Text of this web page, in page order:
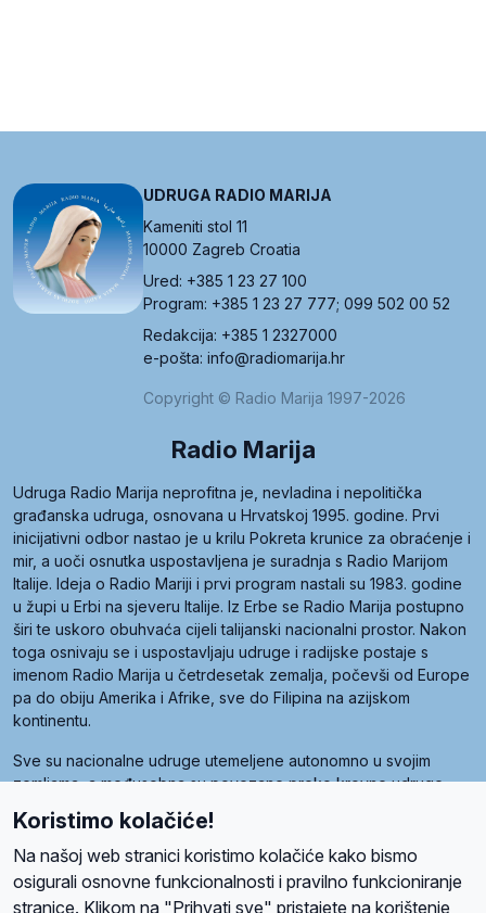
UDRUGA RADIO MARIJA
Kameniti stol 11
10000 Zagreb Croatia
Ured: +385 1 23 27 100
Program: +385 1 23 27 777; 099 502 00 52
Redakcija: +385 1 2327000
e-pošta: info@radiomarija.hr
Copyright © Radio Marija 1997-2026
Radio Marija
Udruga Radio Marija neprofitna je, nevladina i nepolitička
građanska udruga, osnovana u Hrvatskoj 1995. godine. Prvi
inicijativni odbor nastao je u krilu Pokreta krunice za obraćenje i
mir, a uoči osnutka uspostavljena je suradnja s Radio Marijom
Italije. Ideja o Radio Mariji i prvi program nastali su 1983. godine
u župi u Erbi na sjeveru Italije. Iz Erbe se Radio Marija postupno
širi te uskoro obuhvaća cijeli talijanski nacionalni prostor. Nakon
toga osnivaju se i uspostavljaju udruge i radijske postaje s
imenom Radio Marija u četrdesetak zemalja, počevši od Europe
pa do obiju Amerika i Afrike, sve do Filipina na azijskom
kontinentu.
Sve su nacionalne udruge utemeljene autonomno u svojim
zemljama, a međusobna su povezane preko krovne udruge
Radio Maria). Svjetsku obitelj utemeljilo je sedam članica, među
kojima je i hrvatska Udruga Radio Marija.
Koristimo kolačiće!
Na našoj web stranici koristimo kolačiće kako bismo
osigurali osnovne funkcionalnosti i pravilno funkcioniranje
stranice. Klikom na "Prihvati sve" pristajete na korištenje